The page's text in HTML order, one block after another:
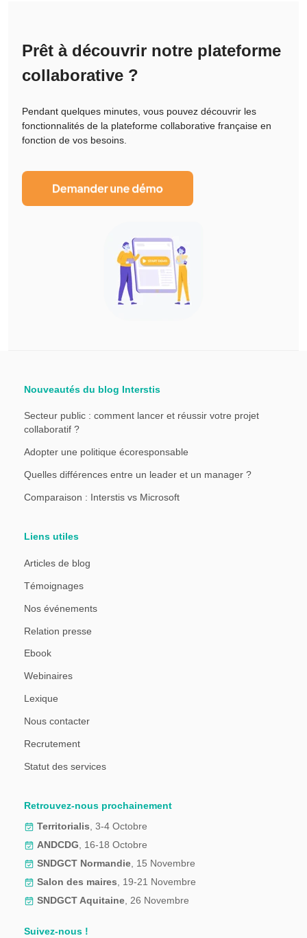
Prêt à découvrir notre plateforme
collaborative ?
Pendant quelques minutes, vous pouvez découvrir les
fonctionnalités de la plateforme collaborative française en
fonction de vos besoins.
Nouveautés du blog Interstis
Secteur public : comment lancer et réussir votre projet
collaboratif ?
Adopter une politique écoresponsable
Quelles différences entre un leader et un manager ?
Comparaison : Interstis vs Microsoft
Liens utiles
Articles de blog
Témoignages
Nos événements
Relation presse
Ebook
Webinaires
Lexique
Nous contacter
Recrutement
Statut des services
Retrouvez-nous prochainement
Territorialis, 3-4 Octobre
ANDCDG, 16-18 Octobre
SNDGCT Normandie, 15 Novembre
Salon des maires, 19-21 Novembre
SNDGCT Aquitaine, 26 Novembre
Suivez-nous !